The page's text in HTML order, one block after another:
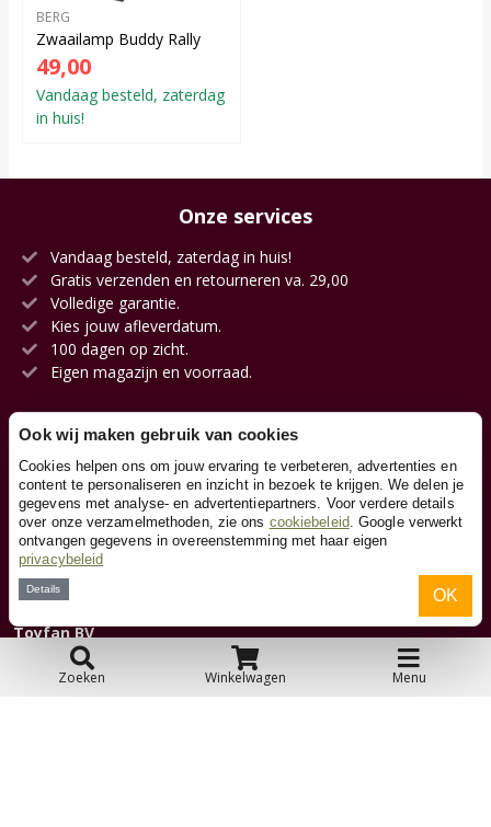
Zoeken Winkelwagen Menu
BERG
Zwaailamp Buddy Rally
49,00
Vandaag besteld, zaterdag
in huis!
Onze services
Vandaag besteld, zaterdag in huis!
Gratis verzenden en retourneren va. 29,00
Volledige garantie.
Kies jouw afleverdatum.
100 dagen op zicht.
Eigen magazijn en voorraad.
Contact
Over ons
Toyfan BV
Skelters.nl
Waterwinweg 9
Ook wij maken gebruik van cookies
Cookies helpen ons om jouw ervaring te verbeteren, advertenties en
content te personaliseren en inzicht in bezoek te krijgen. We delen je
gegevens met analyse- en advertentiepartners. Voor verdere details
over onze verzamelmethoden, zie ons cookiebeleid. Google verwerkt
ontvangen gegevens in overeenstemming met haar eigen
privacybeleid
Details OK